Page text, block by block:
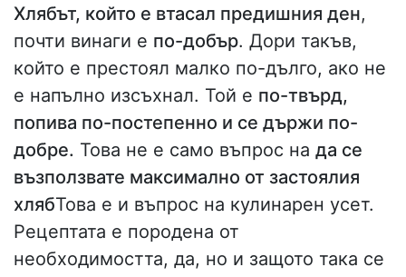
Хлябът, който е втасал предишния ден,
почти винаги е по-добър. Дори такъв,
който е престоял малко по-дълго, ако не
е напълно изсъхнал. Той е по-твърд,
попива по-постепенно и се държи по-
добре. Това не е само въпрос на да се
възползвате максимално от застоялия
хлябТова е и въпрос на кулинарен усет.
Рецептата е породена от
необходимостта, да, но и защото така се